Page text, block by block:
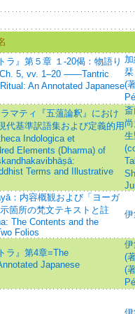
ラ』第５章 １-20偈：物語り
5, vv. 1–20 ——Tantric
An Annotated Japanese(
マティ『五薀論釈』におけ
代基準訳語集および定義的用
Indologica et
Elements (Dharma) of
Terms and Illustrative
：内容概観および「ヨーガ
箇所の梵文テキストと註
The Contents and the
Folios
ラ』第4章=The
Japanese
(
(